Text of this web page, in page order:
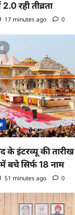
रही तीव्रता
17 minutes ago 0
के इंटरव्यू की
सिर्फ 18 नाम
51 minutes ago 0